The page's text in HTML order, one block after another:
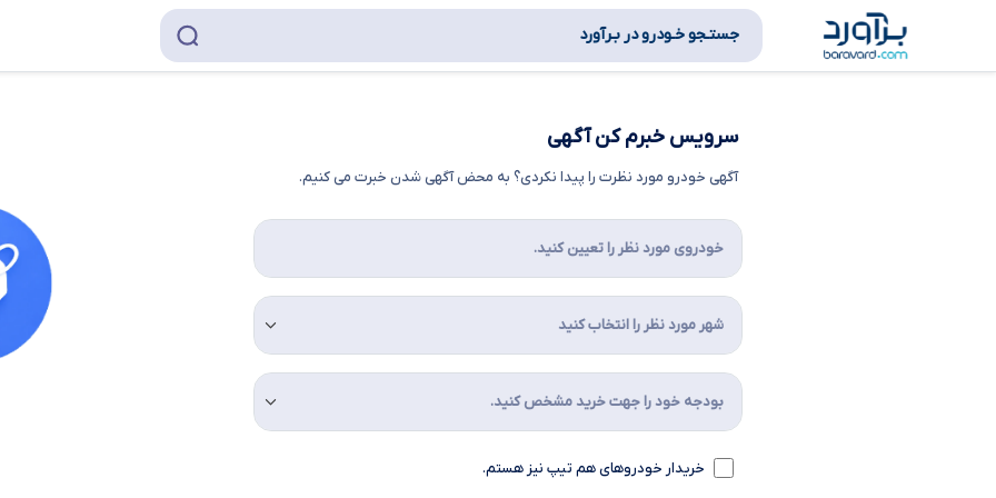
جستـجو خـودرو در بـرآورد
سرویس خبرم کن آگهی
آگهی خودرو مورد نظرت را پیدا نکردی؟ به محض آگهی شدن خبرت می کنیم.
خریدار خودروهای هم تیپ نیز هستم.